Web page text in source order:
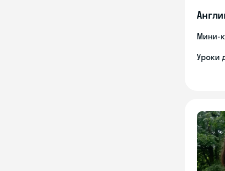
Мини-
Уроки